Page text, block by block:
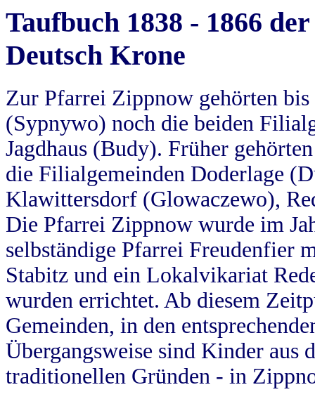
Taufbuch 1838 - 1866
Deutsch Krone
Zur Pfarrei Zippnow gehörten
(Sypnywo) noch die beiden
Jagdhaus (Budy). Früher
die Filialgemeinden Doderlage
Klawittersdorf (Glowaczewo),
Die Pfarrei Zippnow wurde im
selbständige Pfarrei Freudenfier
Stabitz und ein Lokalvikariat
wurden errichtet. Ab diesem
Gemeinden, in den
Übergangsweise sind Kinder aus
traditionellen Gründen - in